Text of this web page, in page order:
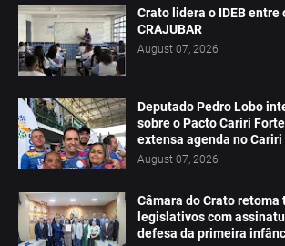
Crato lidera o IDEB
CRAJUBAR
August 07, 2026
Deputado Pedro Lobo
sobre o Pacto Cariri
extensa agenda no Cariri
August 07, 2026
Câmara do Crato retoma
legislativos com
defesa da primeira